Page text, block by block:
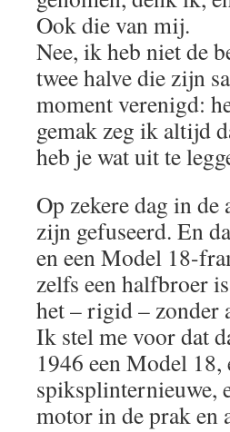
Ook die van mij.
Nee, ik heb niet de
twee halve die zijn
moment verenigd:
gemak zeg ik altijd
heb je wat uit te
Op zekere dag in de
zijn gefuseerd. En
en een Model 18-
zelfs een halfbroer
het – rigid – zonder
Ik stel me voor dat
1946 een Model 18,
spiksplinternieuwe,
motor in de prak en